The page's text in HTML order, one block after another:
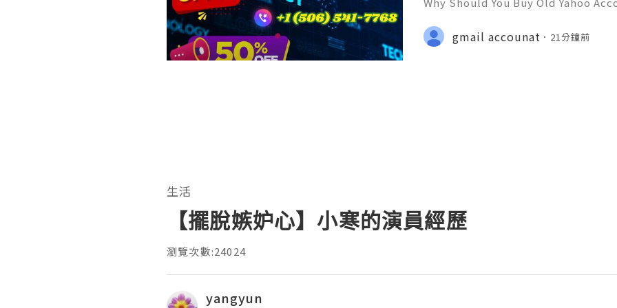
+1 (506) 541-7768
💎💲💫🌐✨💎Discord: usadigitalhub
gmail accounat 21分鐘前
生活
【擺脫嫉妒心】小寒的演員經歷
瀏覽次數:24024
yangyun